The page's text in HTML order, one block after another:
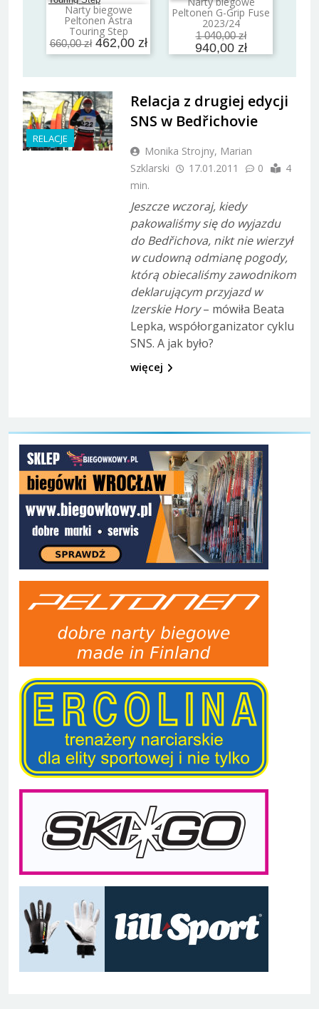
Narty biegowe
Peltonen Astra
Touring Step
660,00 zł 462,00 zł
Dodaj do koszyka Peltonen G-Grip Fuse
2023/24
1 040,00 zł
940,00 zł
Dodaj do koszyka
RELACJE
Relacja z drugiej edycji
SNS w Bedřichovie
Monika Strojny, Marian
Szklarski
17.01.2011 0
4
min.
Jeszcze wczoraj, kiedy
pakowaliśmy się do wyjazdu
do Bedřichova, nikt nie wierzył
w cudowną odmianę pogody,
którą obiecaliśmy zawodnikom
deklarującym przyjazd w
Izerskie Hory– mówiła Beata
Lepka, współorganizator cyklu
SNS. A jak było?
więcej